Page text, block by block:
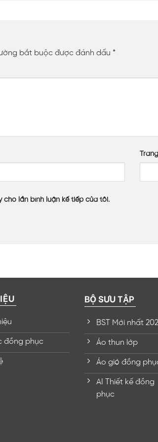
bắt buộc được đánh dấu *
cho lần bình luận kế tiếp của tôi.
đồng phục
BỘ SƯU TẬP
BST Mới nhất
Áo thun lớp
Áo gió đồng
AI Thiết kế đồng
phục